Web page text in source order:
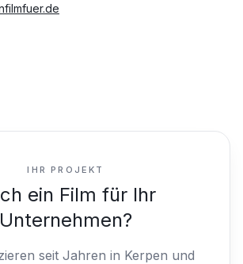
IHR PROJEKT
ein Film für Ihr
Unternehmen?
seit Jahren in Kerpen und